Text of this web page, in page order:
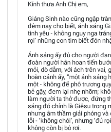
Kính thưa Anh Chị em,
Giáng Sinh nào cũng ngập
đêm nay cho biết, ánh sáng
tình yêu - không nguy nga
rọi’ những con tim biết đón
Ánh sáng ấy đủ cho người
đoàn người hân hoan tiến
mỏi, dò dẫm, với ách trên vai,
hoàn cảnh ấy, “một ánh sáng
một - không để phô trương
bẻ gậy, đem lại nhẹ nhõm;
làm người ta thở được, đứng
sáng đó chính là Giêsu trong
nhưng âm thầm giải phóng
lỗi - ‘không chói’, nhưng ‘đủ
không còn bị bỏ rơi.